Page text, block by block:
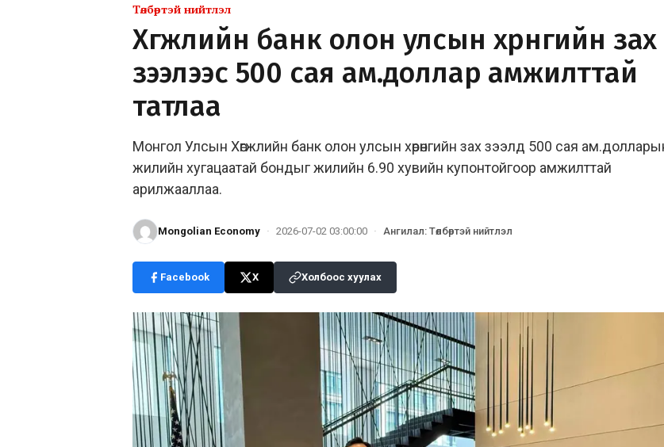
Төлбөртэй нийтлэл
Хөгжлийн банк олон улсын хөрөнгийн зах
зээлээс 500 сая ам.доллар амжилттай
татлаа
Монгол Улсын Хөгжлийн банк олон улсын хөрөнгийн зах зээлд 500 сая
жилийн хугацаатай бондыг жилийн 6.90 хувийн купонтойгоор амжилттай
арилжааллаа.
Mongolian Economy · 2026-07-02 03:00:00 · Ангилал: Төлбөртэй нийтлэл
Facebook X Холбоос хуулах